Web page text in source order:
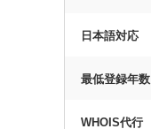
日本語対応
最低登録年数
WHOIS代行